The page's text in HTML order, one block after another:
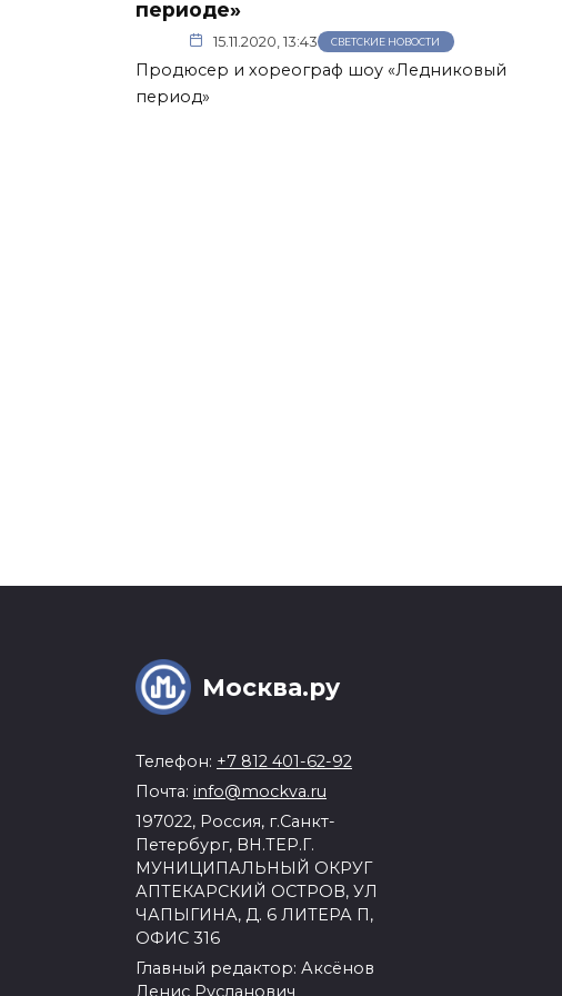
периоде»
15.11.2020, 13:43 СВЕТСКИЕ НОВОСТИ
Продюсер и хореограф шоу «Ледниковый
период»
Москва.ру
Телефон: +7 812 401-62-92
Почта: info@mockva.ru
197022, Россия, г.Санкт-
Петербург, ВН.ТЕР.Г.
МУНИЦИПАЛЬНЫЙ ОКРУГ
АПТЕКАРСКИЙ ОСТРОВ, УЛ
ЧАПЫГИНА, Д. 6 ЛИТЕРА П,
ОФИС 316
Главный редактор: Аксёнов
Денис Русланович